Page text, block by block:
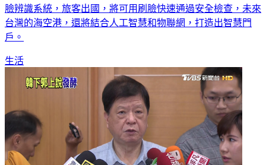
臉辨識系統，旅客出國，將可用刷臉快速通過安全檢查，未來
台灣的海空港，還將結合人工智慧和物聯網，打造出智慧門
戶。
生活